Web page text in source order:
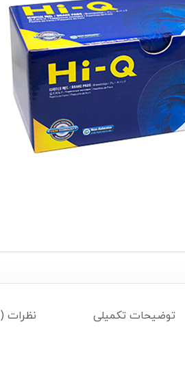
توضیحات تکمیلی نظرات (0)